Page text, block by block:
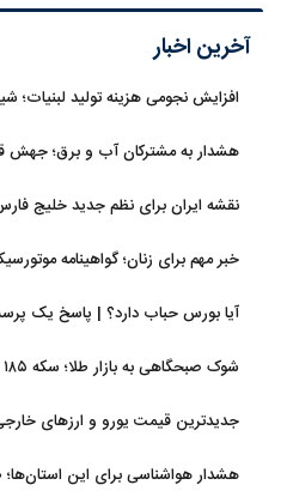
آخرین اخبار
افزایش نجومی هزینه تولید لبنیات؛ شیر خام ۱۶۲
هشدار به مشترکان آب و برق؛ جهش
نقشه ایران برای نظم جدید خلیج
خبر مهم برای زنان؛ گواهینامه
آیا بورس حباب دارد؟ | پاسخ یک پرسش ۱۰۰
شوک صبحگاهی به بازار طلا؛ سکه ۱۸۵ میلیون تومان شد!
جدیدترین قیمت یورو و ارزهای خارجی؛ دلار
هشدار هواشناسی برای این